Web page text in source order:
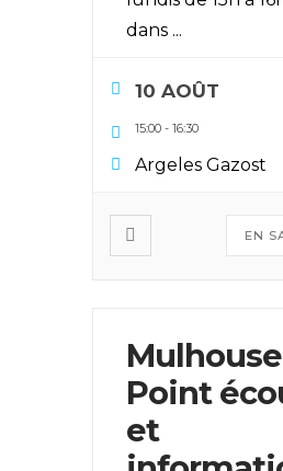
dans ...
10 AOÛT
15:00 - 16:30
Argeles Gazost
EN
Point
et